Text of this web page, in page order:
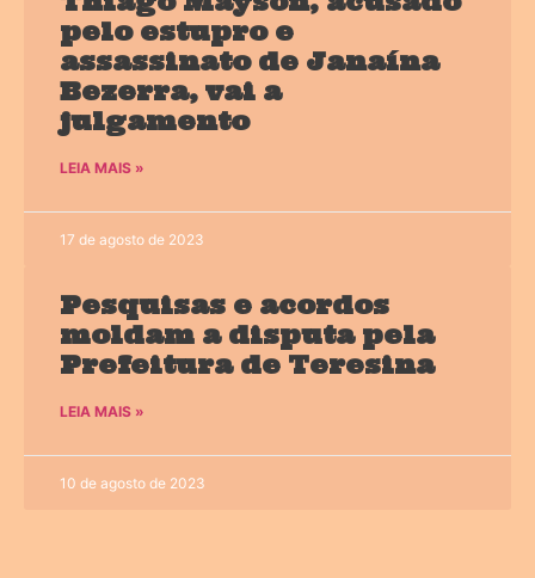
pelo estupro e
assassinato de Janaína
Bezerra, vai a
julgamento
LEIA MAIS »
17 de agosto de 2023
Pesquisas e acordos
moldam a disputa pela
Prefeitura de Teresina
LEIA MAIS »
10 de agosto de 2023